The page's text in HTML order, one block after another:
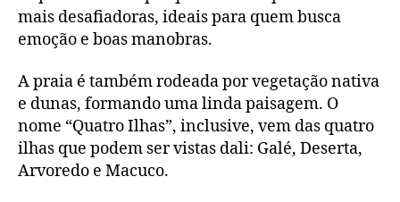
mais desafiadoras, ideais para quem busca
emoção e boas manobras.
A praia é também rodeada por vegetação nativa
e dunas, formando uma linda paisagem. O
nome “Quatro Ilhas”, inclusive, vem das quatro
ilhas que podem ser vistas dali: Galé, Deserta,
Arvoredo e Macuco.